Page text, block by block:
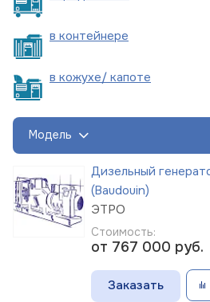
в контейнере
в кожухе/ капоте
Модель
Дизельный
(Baudouin)
ЭТРО
Стоимость:
от 767 000 руб.
Заказать